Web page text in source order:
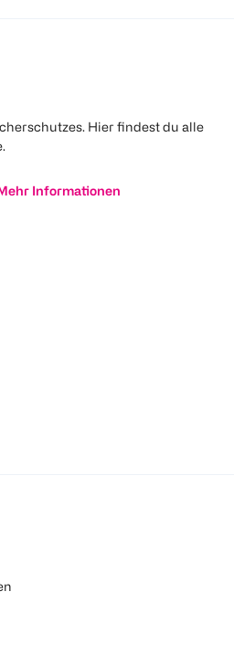
Hier findest du alle
Informationen